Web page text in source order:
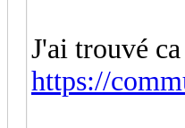
J'ai trouvé
https://